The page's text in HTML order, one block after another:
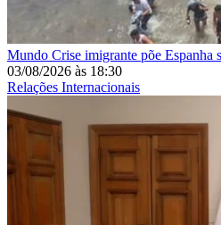
Mundo Crise imigrante põe Espanha
03/08/2026 às 18:30
Relações Internacionais